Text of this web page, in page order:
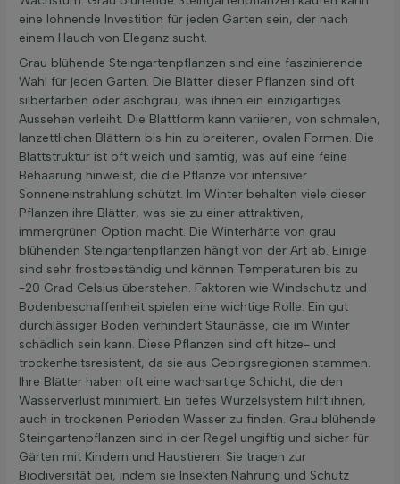
eine lohnende Investition für jeden Garten sein, der nach
einem Hauch von Eleganz sucht.
Grau blühende Steingartenpflanzen sind eine faszinierende
Wahl für jeden Garten. Die Blätter dieser Pflanzen sind oft
silberfarben oder aschgrau, was ihnen ein einzigartiges
Aussehen verleiht. Die Blattform kann variieren, von schmalen,
lanzettlichen Blättern bis hin zu breiteren, ovalen Formen. Die
Blattstruktur ist oft weich und samtig, was auf eine feine
Behaarung hinweist, die die Pflanze vor intensiver
Sonneneinstrahlung schützt. Im Winter behalten viele dieser
Pflanzen ihre Blätter, was sie zu einer attraktiven,
immergrünen Option macht. Die Winterhärte von grau
blühenden Steingartenpflanzen hängt von der Art ab. Einige
sind sehr frostbeständig und können Temperaturen bis zu
-20 Grad Celsius überstehen. Faktoren wie Windschutz und
Bodenbeschaffenheit spielen eine wichtige Rolle. Ein gut
durchlässiger Boden verhindert Staunässe, die im Winter
schädlich sein kann. Diese Pflanzen sind oft hitze- und
trockenheitsresistent, da sie aus Gebirgsregionen stammen.
Ihre Blätter haben oft eine wachsartige Schicht, die den
Wasserverlust minimiert. Ein tiefes Wurzelsystem hilft ihnen,
auch in trockenen Perioden Wasser zu finden. Grau blühende
Steingartenpflanzen sind in der Regel ungiftig und sicher für
Gärten mit Kindern und Haustieren. Sie tragen zur
Biodiversität bei, indem sie Insekten Nahrung und Schutz